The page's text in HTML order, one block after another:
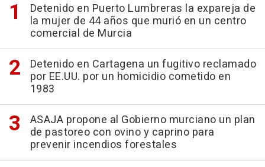
Detenido en Puerto Lumbreras la expareja de
la mujer de 44 años que murió en un centro
comercial de Murcia
Detenido en Cartagena un fugitivo reclamado
por EE.UU. por un homicidio cometido en
1983
ASAJA propone al Gobierno murciano un plan
de pastoreo con ovino y caprino para
prevenir incendios forestales